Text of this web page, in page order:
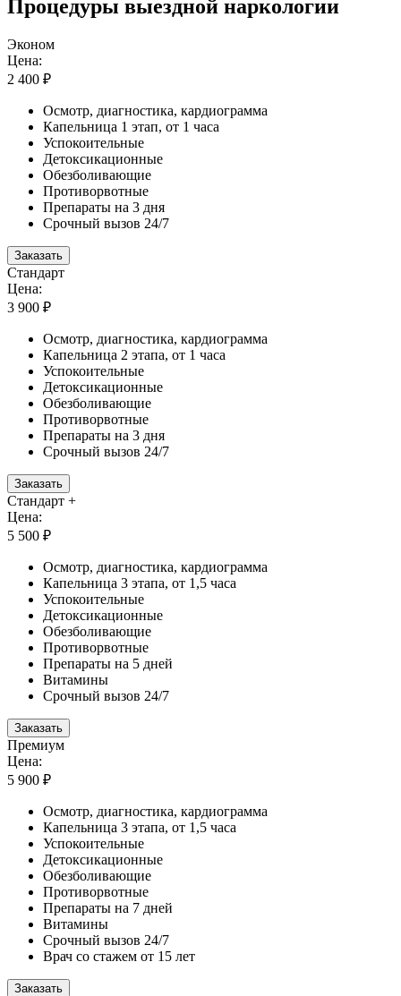
Процедуры выездной наркологии
Эконом
Цена:
2 400 ₽
Осмотр, диагностика, кардиограмма
Капельница 1 этап, от 1 часа
Успокоительные
Детоксикационные
Обезболивающие
Противорвотные
Препараты на 3 дня
Срочный вызов 24/7
Заказать
Стандарт
Цена:
3 900 ₽
Осмотр, диагностика, кардиограмма
Капельница 2 этапа, от 1 часа
Успокоительные
Детоксикационные
Обезболивающие
Противорвотные
Препараты на 3 дня
Срочный вызов 24/7
Заказать
Стандарт +
Цена:
5 500 ₽
Осмотр, диагностика, кардиограмма
Капельница 3 этапа, от 1,5 часа
Успокоительные
Детоксикационные
Обезболивающие
Противорвотные
Препараты на 5 дней
Витамины
Срочный вызов 24/7
Заказать
Премиум
Цена:
5 900 ₽
Осмотр, диагностика, кардиограмма
Капельница 3 этапа, от 1,5 часа
Успокоительные
Детоксикационные
Обезболивающие
Противорвотные
Препараты на 7 дней
Витамины
Срочный вызов 24/7
Врач со стажем от 15 лет
Заказать